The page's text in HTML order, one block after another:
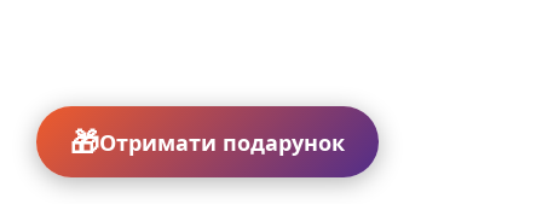
Отримати подарунок